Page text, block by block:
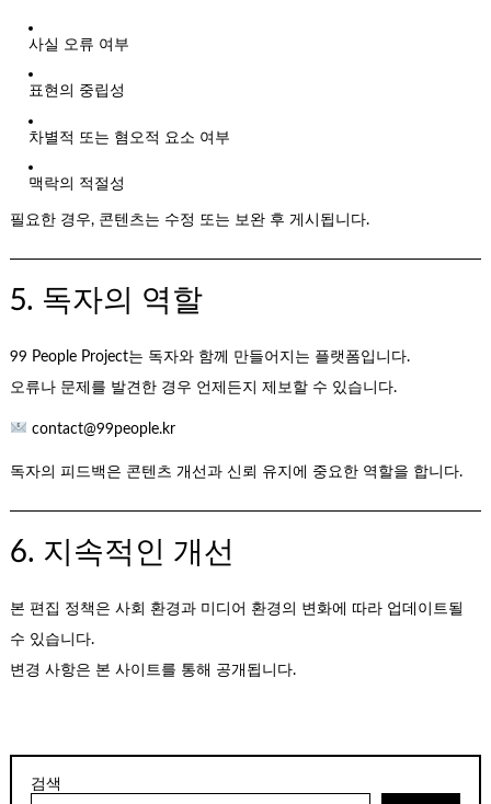
사실 오류 여부
표현의 중립성
차별적 또는 혐오적 요소 여부
맥락의 적절성
필요한 경우, 콘텐츠는 수정 또는 보완 후 게시됩니다.
5. 독자의 역할
99 People Project는 독자와 함께 만들어지는 플랫폼입니다.
오류나 문제를 발견한 경우 언제든지 제보할 수 있습니다.
contact@99people.kr
독자의 피드백은 콘텐츠 개선과 신뢰 유지에 중요한 역할을 합니다.
6. 지속적인 개선
본 편집 정책은 사회 환경과 미디어 환경의 변화에 따라 업데이트될
수 있습니다.
변경 사항은 본 사이트를 통해 공개됩니다.
검색